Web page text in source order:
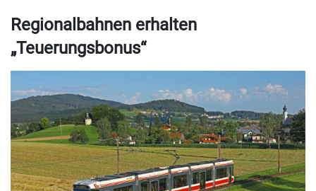
Regionalbahnen erhalten
„Teuerungsbonus“